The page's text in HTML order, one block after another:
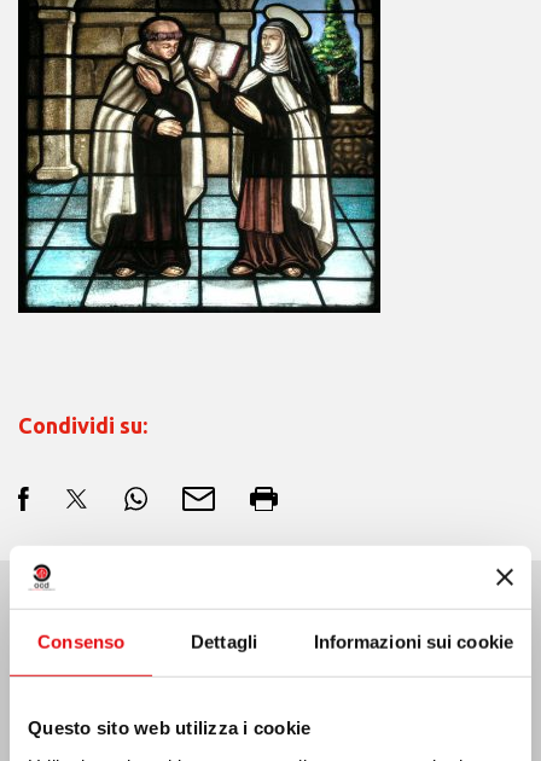
Consenso Dettagli Informazioni sui cookie
Questo sito web utilizza i cookie
Condividi su:
Ultime Notizie: